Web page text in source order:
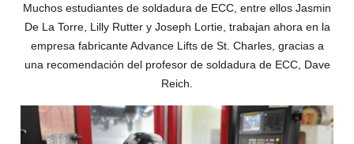
Muchos estudiantes de soldadura de ECC, entre ellos Jasmin
De La Torre, Lilly Rutter y Joseph Lortie, trabajan ahora en la
empresa fabricante Advance Lifts de St. Charles, gracias a
una recomendación del profesor de soldadura de ECC, Dave
Reich.